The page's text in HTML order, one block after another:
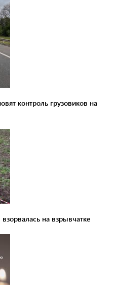
контроль грузовиков на
на взрывчатке